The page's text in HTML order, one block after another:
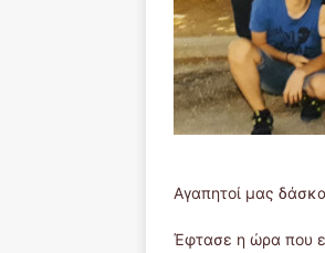
Αγαπητοί μας
Έφτασε η ώρα που